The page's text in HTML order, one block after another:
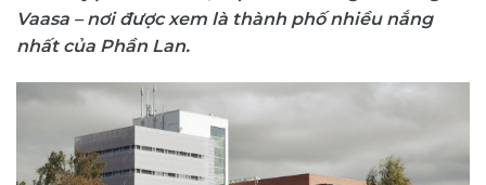
Vaasa – nơi được xem là thành phố nhiều nắng
nhất của Phần Lan.